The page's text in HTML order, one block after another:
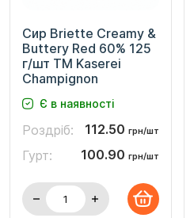
Сир Briette Creamy &
Buttery Red 60% 125
г/шт ТМ Kaserei
Champignon
Є в наявності
Роздріб: 112.50 грн/шт
Гурт: 100.90 грн/шт